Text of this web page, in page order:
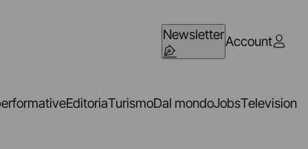
NewsletterAccount
EditoriaTurismoDal mondoJobsTelevision